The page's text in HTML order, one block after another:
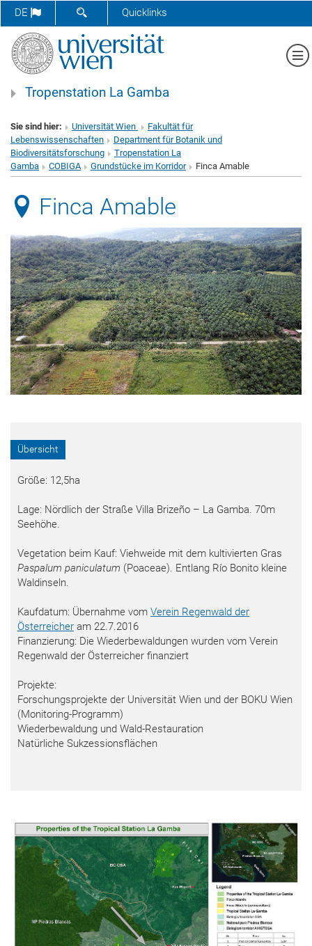
DE SUCHFORMULAR ÖFFNEN
Quicklinks
Tropenstation La Gamba
Sie sind hier: Universität Wien
Fakultät für
Lebenswissenschaften
Department für Botanik und
Biodiversitätsforschung
Tropenstation La
Gamba
COBIGA Grundstücke im Korridor Finca Amable
Finca Amable
Übersicht
Größe: 12,5ha
Lage: Nördlich der Straße Villa Brizeño – La Gamba. 70m
Seehöhe.
Vegetation beim Kauf: Viehweide mit dem kultivierten Gras
Paspalum paniculatum (Poaceae). Entlang Río Bonito kleine
Waldinseln.
Kaufdatum: Übernahme vom Verein Regenwald der
Österreicher am 22.7.2016
Finanzierung: Die Wiederbewaldungen wurden vom Verein
Regenwald der Österreicher finanziert
Projekte:
Forschungsprojekte der Universität Wien und der BOKU Wien
(Monitoring-Programm)
Wiederbewaldung und Wald-Restauration
Natürliche Sukzessionsflächen